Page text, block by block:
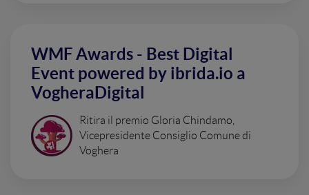
WMF Awards - Best Digital
Event powered by ibrida.io a
VogheraDigital
Ritira il premio Gloria Chindamo,
Vicepresidente Consiglio Comune di
Voghera